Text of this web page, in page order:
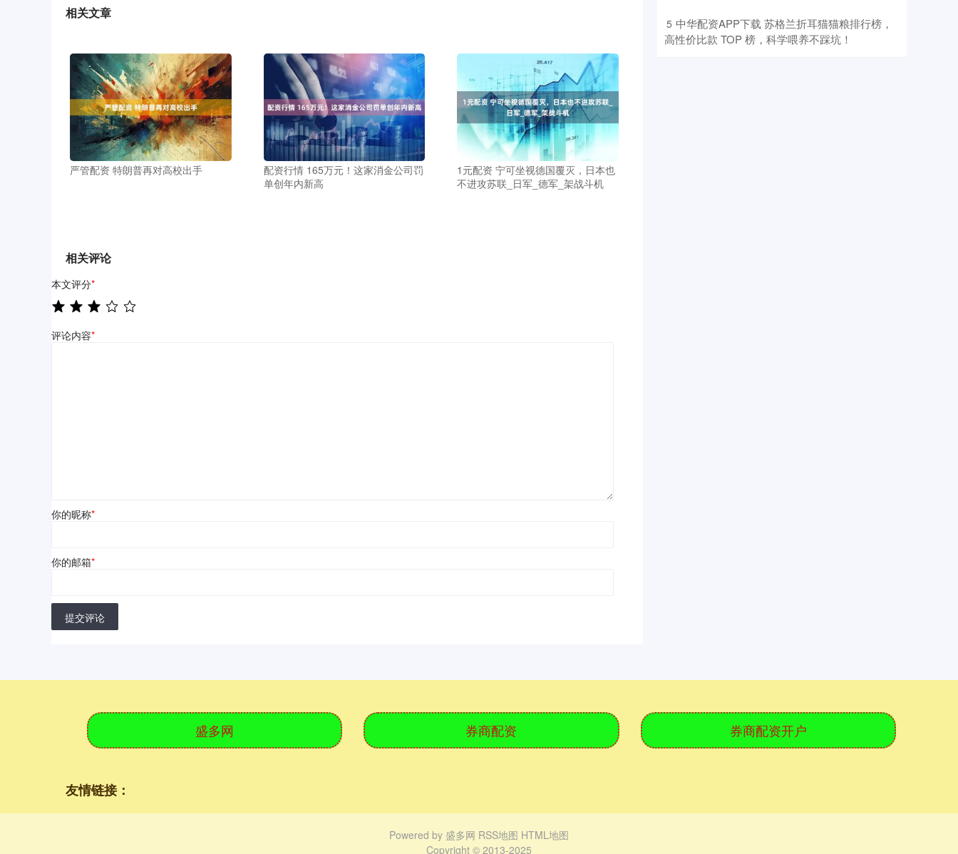
相关文章
严管配资 特朗普再对高校出手
配资行情 165万元！这家消金公司罚
单创年内新高
1元配资 宁可坐视德国覆灭，日本也
不进攻苏联_日军_德军_架战斗机
相关评论
本文评分*
评论内容*
你的昵称*
你的邮箱*
提交评论
5 ​中华配资APP下载 苏格兰折耳猫猫粮排行榜，
高性价比款 TOP 榜，科学喂养不踩坑！
盛多网 券商配资 券商配资开户
友情链接：
Powered by 盛多网 RSS地图 HTML地图
Copyright © 2013-2025